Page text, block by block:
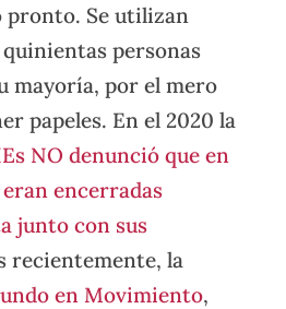
Se utilizan
personas
mayoría, por el mero
papeles. En el 2020 la
NO denunció que en
encerradas
junto con sus
recientemente, la
en Movimiento,